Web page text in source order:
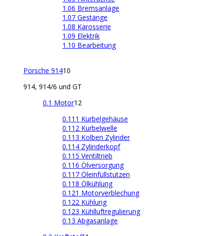
1.06 Bremsanlage
1.07 Gestänge
1.08 Karosserie
1.09 Elektrik
1.10 Bearbeitung
Porsche 91410
914, 914/6 und GT
0.1 Motor12
0.111 Kurbelgehäuse
0.112 Kurbelwelle
0.113 Kolben Zylinder
0.114 Zylinderkopf
0.115 Ventiltrieb
0.116 Ölversorgung
0.117 Öleinfüllstutzen
0.118 Ölkühlung
0.121 Motorverblechung
0.122 Kühlung
0.123 Kühlluftregulierung
0.13 Abgasanlage